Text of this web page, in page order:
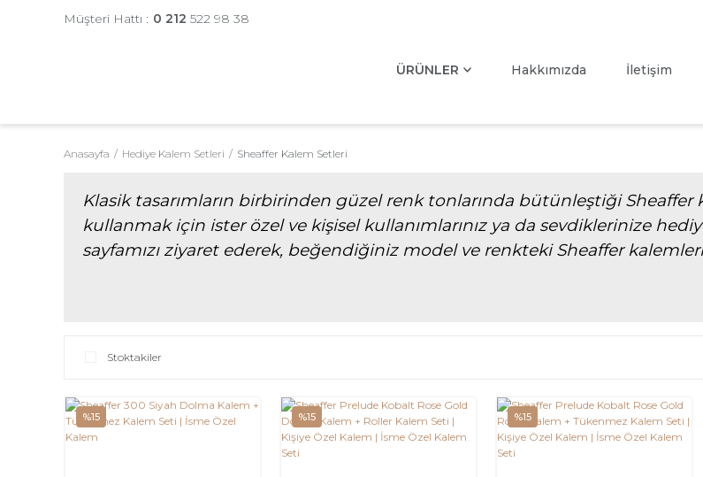
Müşteri Hattı : 0 212 522 98 38
ÜRÜNLER Hakkımızda İletişim
Anasayfa Hediye Kalem Setleri Sheaffer Kalem Setleri
Klasik tasarımların birbirinden güzel renk tonlarında bütünleştiği
kullanmak için ister özel ve kişisel kullanımlarınız ya da sevdiklerinize
sayfamızı ziyaret ederek, beğendiğiniz model ve renkteki Sheaffer
Stoktakiler
%15 %15 %15